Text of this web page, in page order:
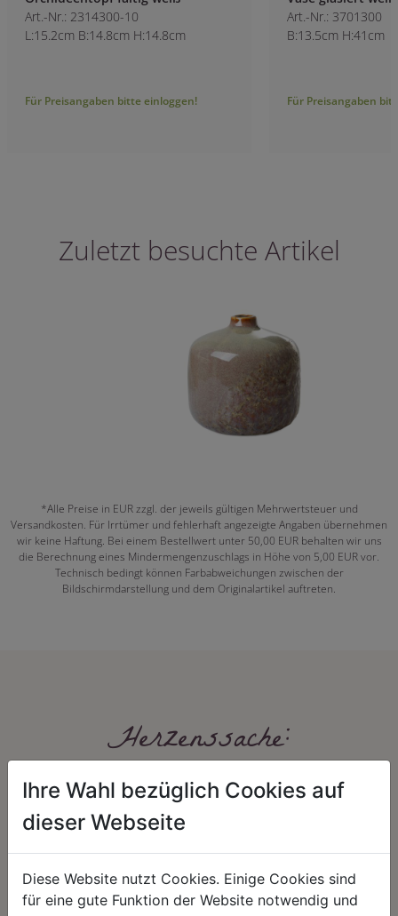
Art.-Nr.: 2314300-10
L:15.2cm B:14.8cm H:14.8cm
Für Preisangaben bitte einloggen!
Art.-Nr.: 3701300
B:13.5cm H:41cm
Für Preisangaben
Zuletzt besuchte Artikel
*Alle Preise in EUR zzgl. der jeweils gültigen Mehrwertsteuer und
Versandkosten. Für Irrtümer und fehlerhaft angezeigte Angaben übernehmen
wir keine Haftung. Bei einem Bestellwert unter 50,00 EUR behalten wir uns
die Berechnung eines Mindermengenzuschlags in Höhe von 5,00 EUR vor.
Technisch bedingt können Farbabweichungen zwischen der
Bildschirmdarstellung und dem Originalartikel auftreten.
Herzenssache:
HARMONIE FAIRNESS
Ihre Wahl bezüglich Cookies auf
dieser Webseite
Diese Website nutzt Cookies. Einige Cookies sind
für eine gute Funktion der Website notwendig und